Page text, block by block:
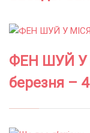
ФЕН ШУЙ У
березня – 4